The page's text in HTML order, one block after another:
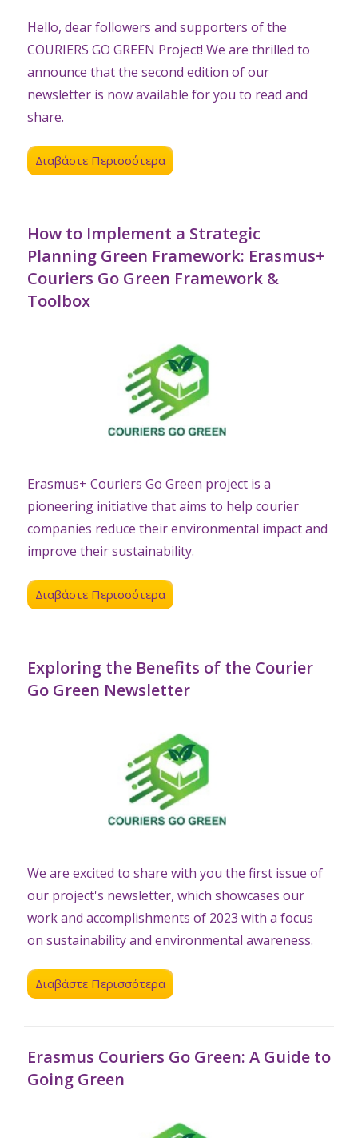
Hello, dear followers and supporters of the
COURIERS GO GREEN Project! We are thrilled to
announce that the second edition of our
newsletter is now available for you to read and
share.
Διαβάστε Περισσότερα
How to Implement a Strategic
Planning Green Framework: Erasmus+
Couriers Go Green Framework &
Toolbox
Erasmus+ Couriers Go Green project is a
pioneering initiative that aims to help courier
companies reduce their environmental impact and
improve their sustainability.
Διαβάστε Περισσότερα
Exploring the Benefits of the Courier
Go Green Newsletter
We are excited to share with you the first issue of
our project's newsletter, which showcases our
work and accomplishments of 2023 with a focus
on sustainability and environmental awareness.
Διαβάστε Περισσότερα
Erasmus Couriers Go Green: A Guide to
Going Green